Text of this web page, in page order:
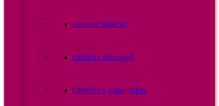
Krepové obliečky
Obliečky mikroplyš
Obliečky z mikrovlákna